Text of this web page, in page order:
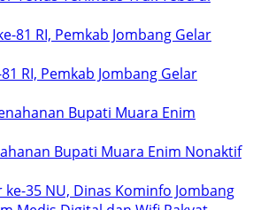
RI, Pemkab Jombang Gelar
Bupati Muara Enim Nonaktif